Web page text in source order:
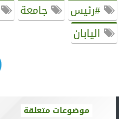
#رئيس جامعة
اليابان
موضوعات متعلقة